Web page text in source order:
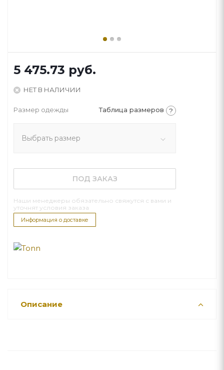
5 475.73 руб.
НЕТ В НАЛИЧИИ
Размер одежды Таблица размеров ?
Выбрать размер
ПОД ЗАКАЗ
Наши менеджеры обязательно свяжутся с вами и
уточнят условия заказа
Информация о доставке
Описание